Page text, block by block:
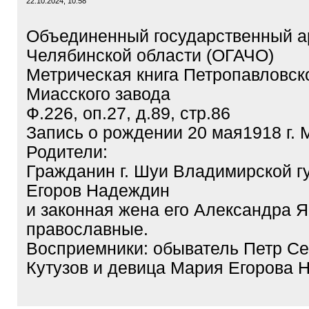
Объединенный государственный
Челябинской области (ОГАЧО)
Метрическая книга
Миасского завода
Ф.226, оп.27, д.89, стр.86
Запись о рождении 20 мая1918 г.
Родители:
Гражданин г. Шуи Владимирской
Егоров Надеждин
и законная жена его Александра
православные.
Восприемники: обыватель Петр
Кутузов и девица Мария Егорова